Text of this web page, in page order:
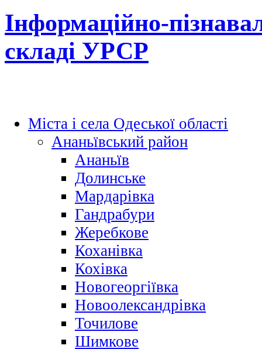
Інформаційно-
складі УРСР
Міста і села Одеської області
Ананьївський район
Ананьїв
Долинське
Мардарівка
Гандрабури
Жеребкове
Коханівка
Кохівка
Новогеоргіївка
Новоолександрівка
Точилове
Шимкове